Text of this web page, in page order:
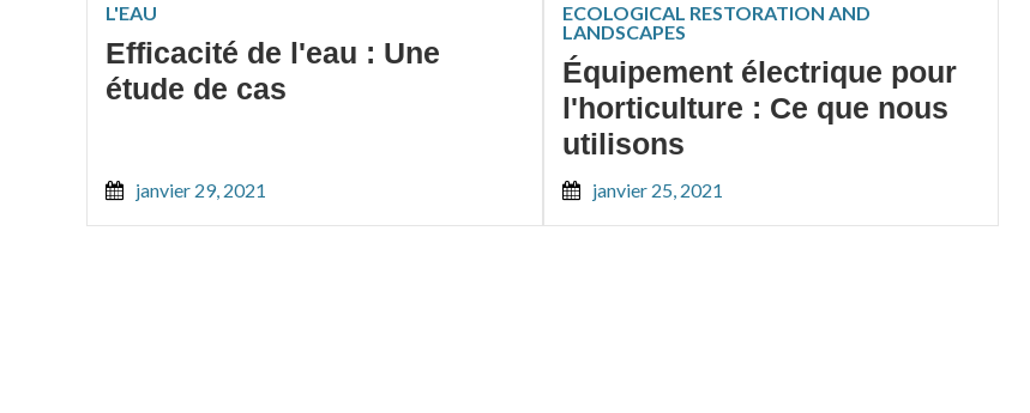
L'EAU
Efficacité de l'eau : Une
étude de cas
janvier 29, 2021
ECOLOGICAL RESTORATION AND
LANDSCAPES
Équipement électrique pour
l'horticulture : Ce que nous
utilisons
janvier 25, 2021